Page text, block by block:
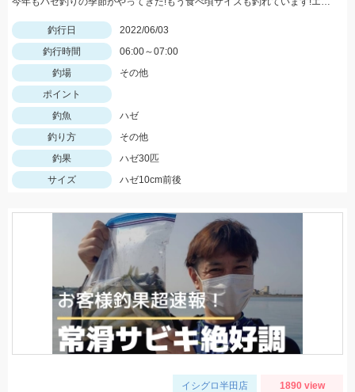
釣行日
2022/06/03
釣行時間
06:00～07:00
釣場
その他
ポイント
釣魚
ハゼ
釣り方
その他
釣果
ハゼ30匹
サイズ
ハゼ10cm前後
イシグロ半田店 1890 view